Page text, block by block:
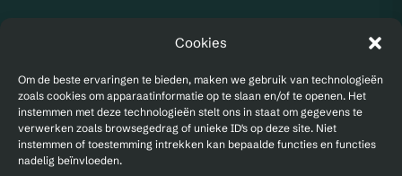
Cookies
Om de beste ervaringen te bieden, maken we gebruik van technologieën
zoals cookies om apparaatinformatie op te slaan en/of te openen. Het
instemmen met deze technologieën stelt ons in staat om gegevens te
verwerken zoals browsegedrag of unieke ID's op deze site. Niet
instemmen of toestemming intrekken kan bepaalde functies en functies
nadelig beïnvloeden.
NL867940220B01